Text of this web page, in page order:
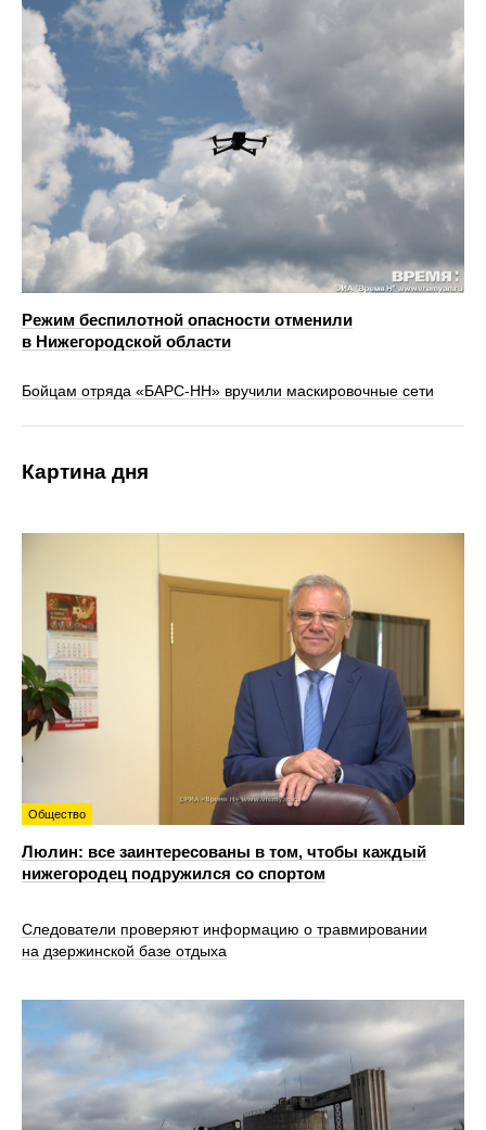
Режим беспилотной опасности отменили
в Нижегородской области
Бойцам отряда «БАРС-НН» вручили маскировочные сети
Картина дня
Общество
Люлин: все заинтересованы в том, чтобы каждый
нижегородец подружился со спортом
Следователи проверяют информацию о травмировании
на дзержинской базе отдыха